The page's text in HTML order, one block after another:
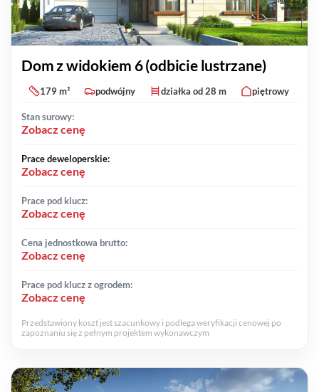
Dom z widokiem 6 (odbicie lustrzane)
179 m² podwójny działka od 28 m piętrowy
Stan surowy:
Zobacz cenę
Prace deweloperskie:
Zobacz cenę
Prace pod klucz:
Zobacz cenę
Cena jednostkowa brutto:
Zobacz cenę
Prace pod klucz z ogrodem:
Zobacz cenę
Przedstawiony koszt jest szacunkowy i podlega weryfikacji cenowej po
zapoznaniu się z pełnym projektem wykonawczym